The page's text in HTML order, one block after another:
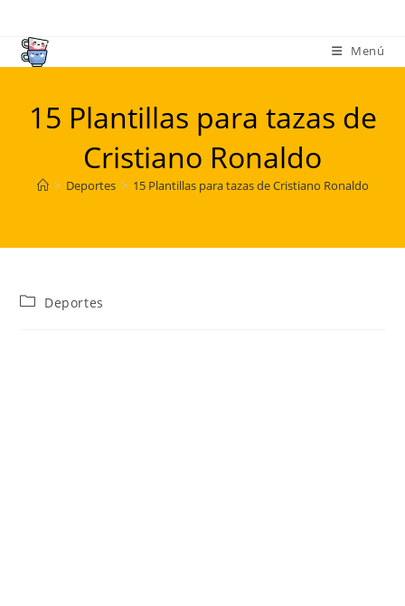
contenido
Menú
15 Plantillas para tazas de
Cristiano Ronaldo
> Deportes > 15 Plantillas para tazas de Cristiano Ronaldo
Categoría
Deportes